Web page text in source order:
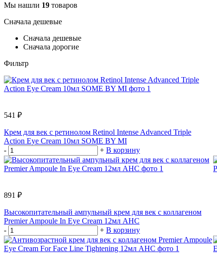
Мы нашли 19 товаров
Сначала дешевые
Сначала дешевые
Сначала дорогие
Фильтр
541 ₽
Крем для век с ретинолом Retinol Intense Advanced Triple
Action Eye Cream 10мл SOME BY MI
-
+ В корзину
891 ₽
Высокопитательный ампульный крем для век с коллагеном
Premier Ampoule In Eye Cream 12мл AHC
-
+ В корзину